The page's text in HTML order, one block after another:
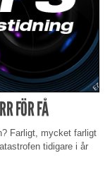
FÖR FÅ
Farligt, mycket farligt
tidigare i år